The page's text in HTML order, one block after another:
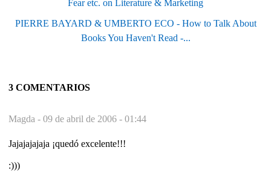
Fear etc. on Literature & Marketing
PIERRE BAYARD & UMBERTO ECO - How to Talk About
Books You Haven't Read -...
3 COMENTARIOS
Magda - 09 de abril de 2006 - 01:44
Jajajajajaja ¡quedó excelente!!!
:)))